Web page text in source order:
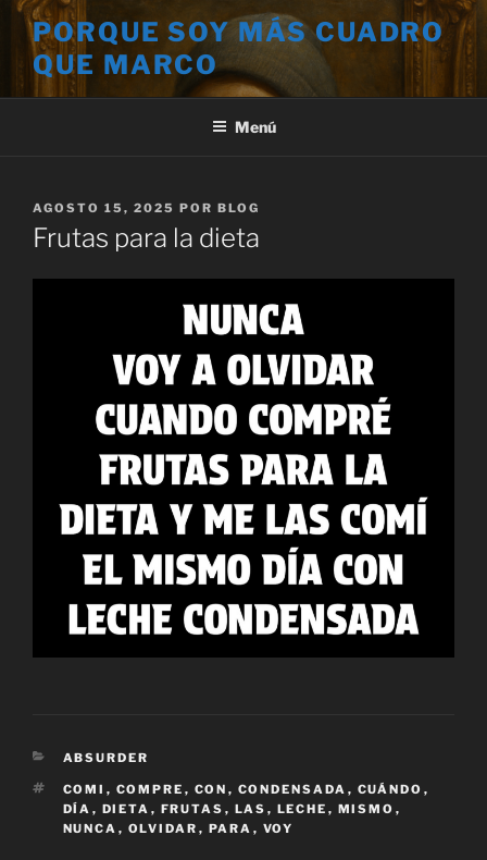
Saltar
contenido
PORQUE SOY MÁS CUADRO
QUE MARCO
Menú
PUBLICADO
EL
AGOSTO 15, 2025 POR BLOG
Frutas para la dieta
CATEGORÍAS
ABSURDER
ETIQUETAS
COMI , COMPRE , CON , CONDENSADA , CUÁNDO ,
DÍA , DIETA , FRUTAS , LAS , LECHE , MISMO ,
NUNCA , OLVIDAR , PARA , VOY